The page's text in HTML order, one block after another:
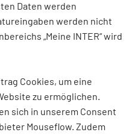
Daten werden
werden nicht
„Meine INTER“ wird
Cookies, um eine
zu ermöglichen.
sich in unserem Consent
Mouseflow. Zudem